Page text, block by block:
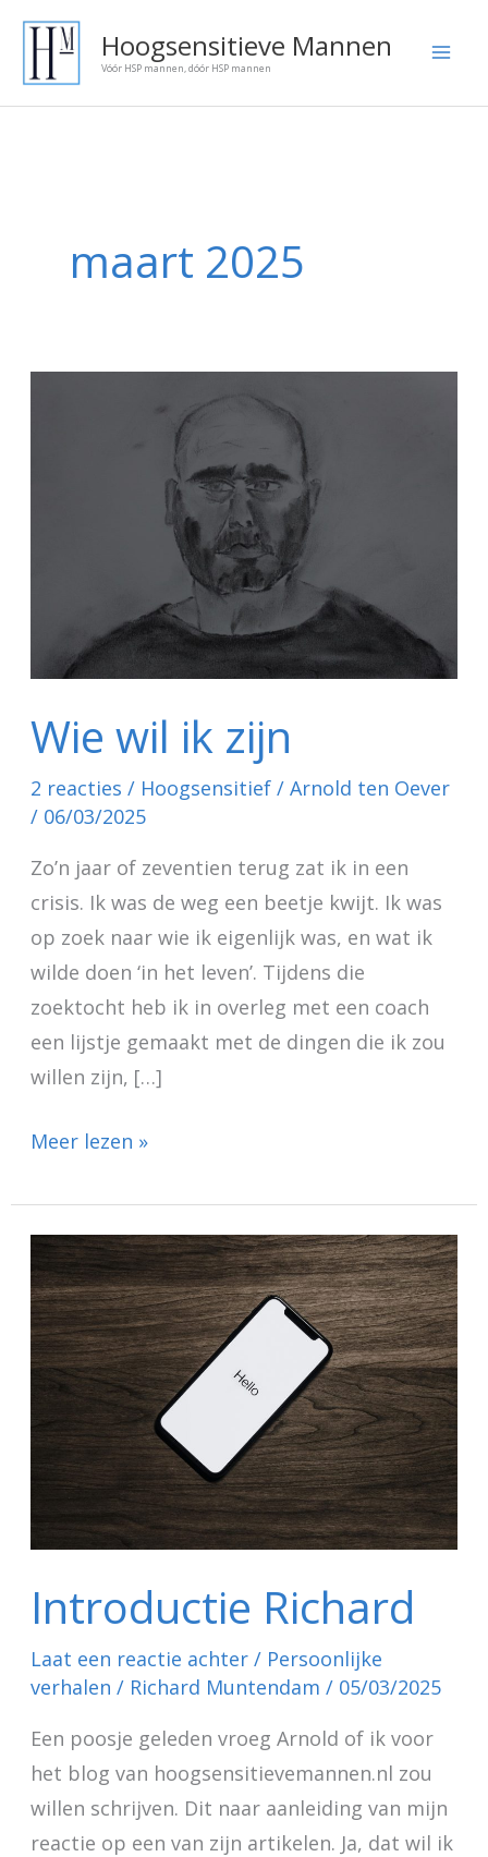
Ga
naar
Hoogsensitieve Mannen
Vóór HSP mannen, dóór HSP mannen
maart 2025
Wie wil ik zijn
2 reacties / Hoogsensitief/ Arnold ten Oever
/ 06/03/2025
Zo’n jaar of zeventien terug zat ik in een
crisis. Ik was de weg een beetje kwijt. Ik was
op zoek naar wie ik eigenlijk was, en wat ik
wilde doen ‘in het leven’. Tijdens die
zoektocht heb ik in overleg met een coach
een lijstje gemaakt met de dingen die ik zou
willen zijn, […]
Meer lezen »
Introductie Richard
Laat een reactie achter / Persoonlijke
verhalen / Richard Muntendam / 05/03/2025
Een poosje geleden vroeg Arnold of ik voor
het blog van hoogsensitievemannen.nl zou
willen schrijven. Dit naar aanleiding van mijn
reactie op een van zijn artikelen. Ja, dat wil ik
Introductie
Richard
Onze
blog
artikelen: